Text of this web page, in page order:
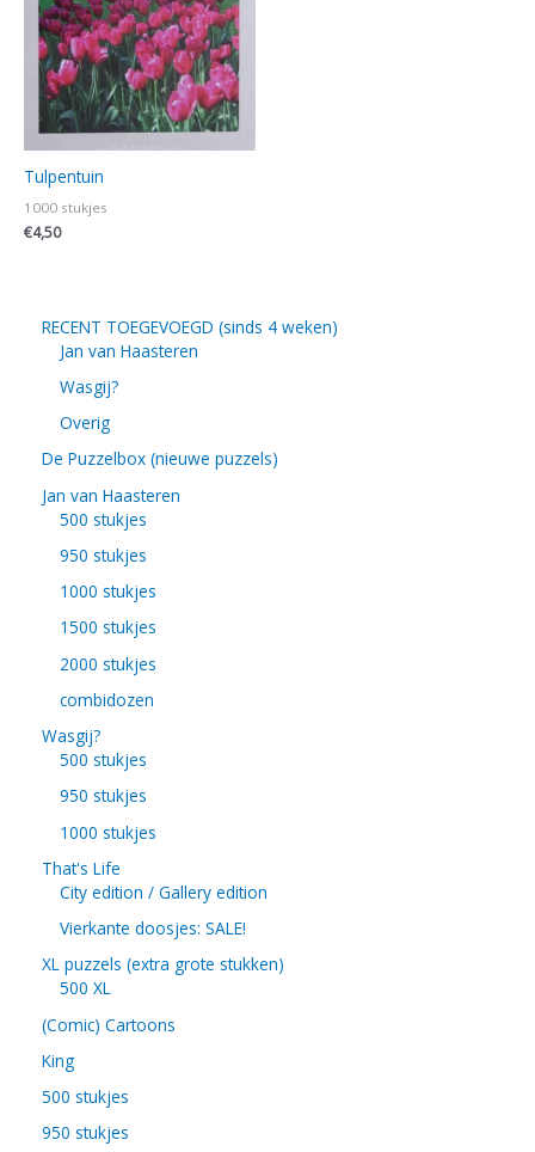
Tulpentuin
1000 stukjes
€4,50
RECENT TOEGEVOEGD (sinds 4 weken)
Jan van Haasteren
Wasgij?
Overig
De Puzzelbox (nieuwe puzzels)
Jan van Haasteren
500 stukjes
950 stukjes
1000 stukjes
1500 stukjes
2000 stukjes
combidozen
Wasgij?
500 stukjes
950 stukjes
1000 stukjes
That's Life
City edition / Gallery edition
Vierkante doosjes: SALE!
XL puzzels (extra grote stukken)
500 XL
(Comic) Cartoons
King
500 stukjes
950 stukjes